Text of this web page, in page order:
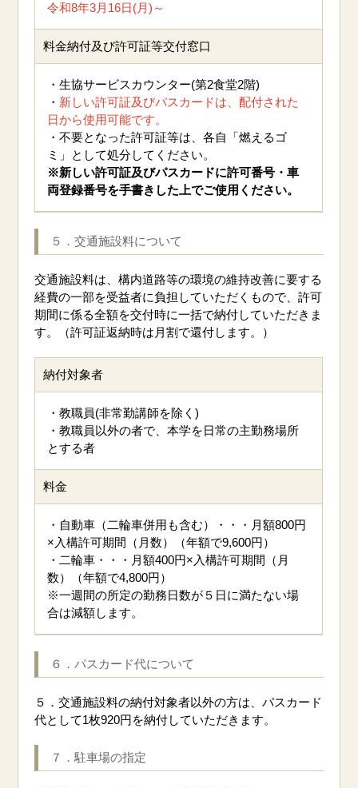
令和8年3月16日(月)～
料金納付及び許可証等交付窓口
・生協サービスカウンター(第2食堂2階)
・ 新しい許可証及びパスカードは、配付された
日から使用可能です。
・不要となった許可証等は、各自「燃えるゴ
ミ」として処分してください。
※新しい許可証及びパスカードに許可番号・車
両登録番号を手書きした上でご使用ください。
５．交通施設料について
交通施設料は、構内道路等の環境の維持改善に要する
経費の一部を受益者に負担していただくもので、許可
期間に係る全額を交付時に一括で納付していただきま
す。（許可証返納時は月割で還付します。）
納付対象者
・教職員(非常勤講師を除く)
・教職員以外の者で、本学を日常の主勤務場所
とする者
料金
・自動車（二輪車併用も含む）・・・月額800円
×入構許可期間（月数）（年額で9,600円）
・二輪車・・・月額400円×入構許可期間（月
数）（年額で4,800円）
※一週間の所定の勤務日数が５日に満たない場
合は減額します。
６．パスカード代について
５．交通施設料の納付対象者以外の方は、パスカード
代として1枚920円を納付していただきます。
７．駐車場の指定